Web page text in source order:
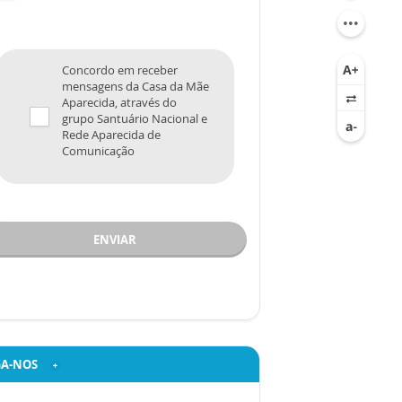
Concordo em receber
mensagens da Casa da Mãe
Aparecida, através do
grupo Santuário Nacional e
Rede Aparecida de
Comunicação
ENVIAR
NOS